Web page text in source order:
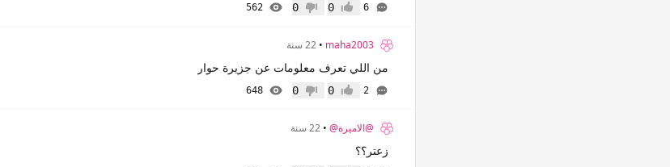
6 إعجاب0 عدم إعجاب
0
562
maha2003
• 22 سنة
من اللي تعرف معلومات عن جزيرة حوار
2 إعجاب0 عدم إعجاب
0
648
@الاميرة@• 22 سنة
زعتر؟؟